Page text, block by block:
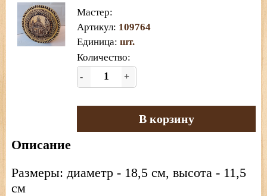
Мастер:
Артикул: 109764
Единица: шт.
Количество:
- +
В корзину
Описание
Размеры: диаметр - 18,5 см, высота - 11,5
см